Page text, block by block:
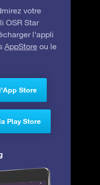
votre
OSR Star
l’appli
AppStore ou le
Store
Play Store